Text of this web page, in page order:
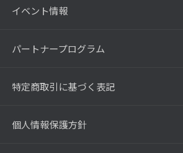
イベント情報
パートナープログラム
特定商取引に基づく表記
個人情報保護方針